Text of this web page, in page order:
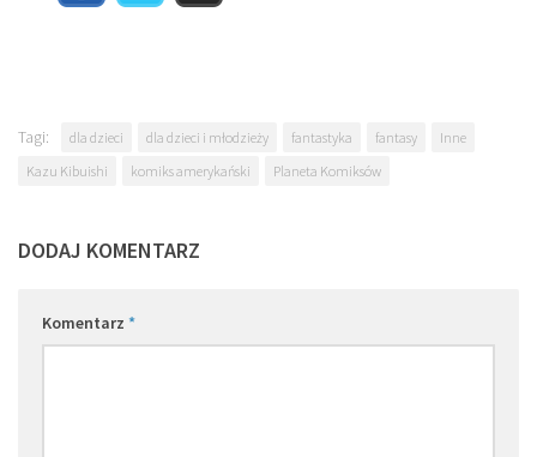
Tagi: dla dzieci dla dzieci i młodzieży fantastyka fantasy
Inne
Kazu Kibuishi
komiks amerykański Planeta Komiksów
DODAJ KOMENTARZ
Komentarz *